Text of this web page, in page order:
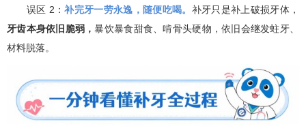
误区 2：补完牙一劳永逸，随便吃喝。 补牙只是补上破损牙体，
牙齿本身依旧脆弱，暴饮暴食甜食、啃骨头硬物，依旧会继发蛀牙、
材料脱落。